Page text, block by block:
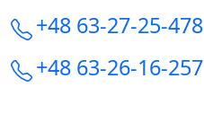
+48 63-27-25-478
+48 63-26-16-257